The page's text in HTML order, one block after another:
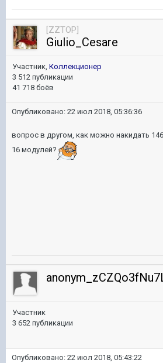
[ZZTOP]
Giulio_Cesare
Участник, Коллекционер
3 512 публикации
41 718 боёв
Опубликовано: 22 июл 2018, 05:36:36
вопрос в другом, как можно накидать
16 модулей?
Участник
3 652 публикации
Опубликовано: 22 июл 2018, 05:43:22